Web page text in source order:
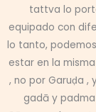
tattva lo
equipado con
lo tanto,
estar en la
, no por Garuḍa ,
gadā y